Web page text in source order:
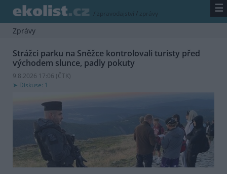
/ zpravodajství / zprávy ☰
Zprávy
Strážci parku na Sněžce kontrolovali turisty před
východem slunce, padly pokuty
9.8.2026 17:06 (ČTK)
Diskuse: 1